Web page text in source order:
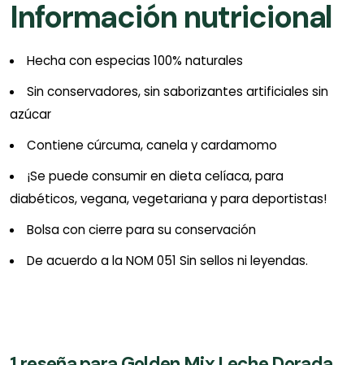
Información nutricional
Hecha con especias 100% naturales
Sin conservadores, sin saborizantes artificiales sin
azúcar
Contiene cúrcuma, canela y cardamomo
¡Se puede consumir en dieta celíaca, para
diabéticos, vegana, vegetariana y para deportistas!
Bolsa con cierre para su conservación
De acuerdo a la NOM 051 Sin sellos ni leyendas.